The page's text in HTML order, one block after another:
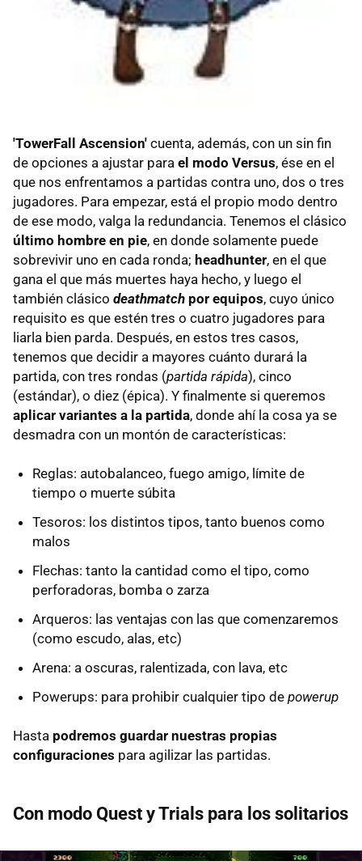
'TowerFall Ascension' cuenta, además, con un sin fin
de opciones a ajustar para el modo Versus, ése en el
que nos enfrentamos a partidas contra uno, dos o tres
jugadores. Para empezar, está el propio modo dentro
de ese modo, valga la redundancia. Tenemos el clásico
último hombre en pie, en donde solamente puede
sobrevivir uno en cada ronda; headhunter, en el que
gana el que más muertes haya hecho, y luego el
también clásico deathmatch por equipos, cuyo único
requisito es que estén tres o cuatro jugadores para
liarla bien parda. Después, en estos tres casos,
tenemos que decidir a mayores cuánto durará la
partida, con tres rondas (partida rápida), cinco
(estándar), o diez (épica). Y finalmente si queremos
aplicar variantes a la partida, donde ahí la cosa ya se
desmadra con un montón de características:
Reglas: autobalanceo, fuego amigo, límite de
tiempo o muerte súbita
Tesoros: los distintos tipos, tanto buenos como
malos
Flechas: tanto la cantidad como el tipo, como
perforadoras, bomba o zarza
Arqueros: las ventajas con las que comenzaremos
(como escudo, alas, etc)
Arena: a oscuras, ralentizada, con lava, etc
Powerups: para prohibir cualquier tipo de powerup
Hasta podremos guardar nuestras propias
configuraciones para agilizar las partidas.
Con modo Quest y Trials para los solitarios